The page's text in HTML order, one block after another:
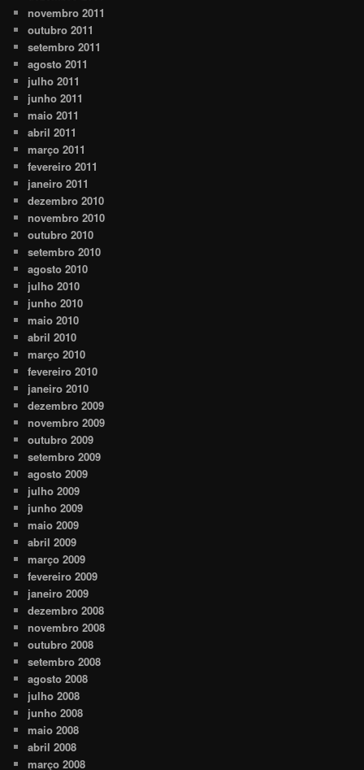
novembro 2011
outubro 2011
setembro 2011
agosto 2011
julho 2011
junho 2011
maio 2011
abril 2011
março 2011
fevereiro 2011
janeiro 2011
dezembro 2010
novembro 2010
outubro 2010
setembro 2010
agosto 2010
julho 2010
junho 2010
maio 2010
abril 2010
março 2010
fevereiro 2010
janeiro 2010
dezembro 2009
novembro 2009
outubro 2009
setembro 2009
agosto 2009
julho 2009
junho 2009
maio 2009
abril 2009
março 2009
fevereiro 2009
janeiro 2009
dezembro 2008
novembro 2008
outubro 2008
setembro 2008
agosto 2008
julho 2008
junho 2008
maio 2008
abril 2008
março 2008